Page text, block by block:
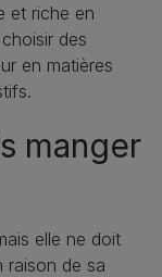
et riche en
des
en matières
manger
elle ne doit
raison de sa